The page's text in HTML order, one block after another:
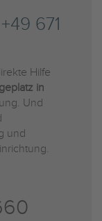
671
Hilfe
in
Und
und